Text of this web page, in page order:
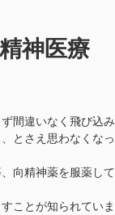
精神医療
間違いなく飛び込み
とさえ思わなくなっ
向精神薬を服薬して
ことが知られていま